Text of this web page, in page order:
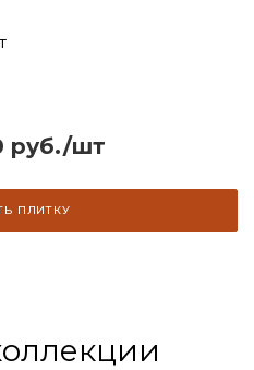
руб./шт
ПЛИТКУ